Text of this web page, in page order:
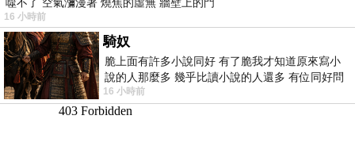
16 小時前
騎奴
脆上面有許多小說同好 有了脆我才知道原來寫小
說的人那麼多 幾乎比讀小說的人還多 有位同好問
了一個問題 她說為什麼高中文學獎的
16 小時前